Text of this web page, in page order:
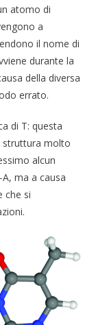
atomo di
a
il nome di
durante la
della diversa
errato.
di T: questa
struttura molto
alcun
ma a causa
che si